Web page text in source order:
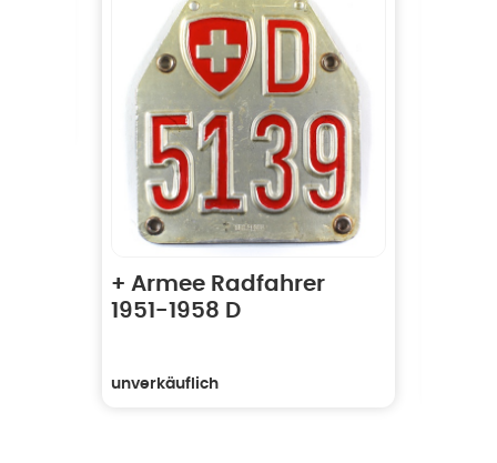
+ Armee Radfahrer
1951-1958 D
unverkäuflich